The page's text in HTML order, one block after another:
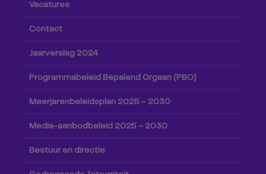
Vacatures
Contact
Jaarverslag 2024
Programmabeleid Bepalend Orgaan (PBO)
Meerjarenbeleidsplan 2025 – 2030
Media-aanbodbeleid 2025 – 2030
Bestuur en directie